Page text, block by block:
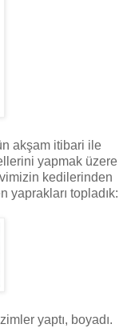
akşam itibari ile
yapmak üzere
kedilerinden
yaprakları topladık:
yaptı, boyadı.